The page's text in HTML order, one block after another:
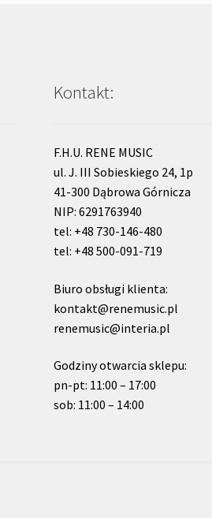
Kontakt:
F.H.U. RENE MUSIC
ul. J. III Sobieskiego 24, 1p
41-300 Dąbrowa Górnicza
NIP: 6291763940
tel: +48 730-146-480
tel: +48 500-091-719
Biuro obsługi klienta:
kontakt@renemusic.pl
renemusic@interia.pl
Godziny otwarcia sklepu:
pn-pt: 11:00 – 17:00
sob: 11:00 – 14:00